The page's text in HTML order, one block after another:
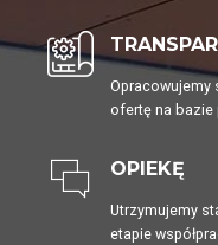
Opracowujemy
ofertę na bazie
OPIEKĘ
Utrzymujemy
etapie